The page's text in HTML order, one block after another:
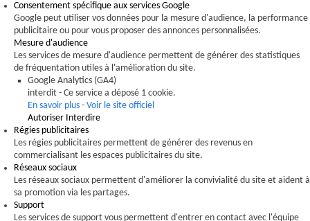
Consentement spécifique aux services Google
Google peut utiliser vos données pour la mesure d'audience, la performance
publicitaire ou pour vous proposer des annonces personnalisées.
Mesure d'audience
Les services de mesure d'audience permettent de générer des statistiques
de fréquentation utiles à l'amélioration du site.
Google Analytics (GA4)
interdit - Ce service a déposé 1 cookie.
En savoir plus - Voir le site officiel
Autoriser Interdire
Régies publicitaires
Les régies publicitaires permettent de générer des revenus en
commercialisant les espaces publicitaires du site.
Réseaux sociaux
Les réseaux sociaux permettent d'améliorer la convivialité du site et aident à
sa promotion via les partages.
Support
Les services de support vous permettent d'entrer en contact avec l'équipe